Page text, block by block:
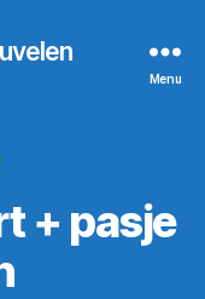
Menu
+ pasje